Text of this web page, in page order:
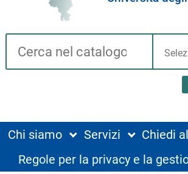
Cerca su "Catalogo"
Chi siamo Servizi
Chiedi
Regole per la privacy e la